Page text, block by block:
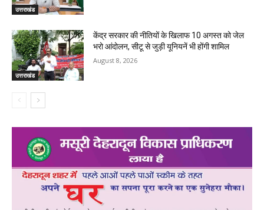
उत्तराखंड
उत्तराखंड
केंद्र सरकार की नीतियों के खिलाफ 10 अगस्त को जेल
भरो आंदोलन, सीटू से जुड़ी यूनियनें भी होंगी शामिल
August 8, 2026